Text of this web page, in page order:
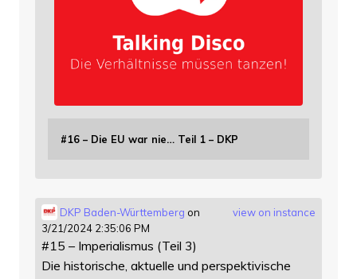
#16 – Die EU war nie… Teil 1 – DKP
view on instance
DKP Baden-Württemberg on
3/21/2024 2:35:06 PM
#15 – Imperialismus (Teil 3)
Die historische, aktuelle und perspektivische